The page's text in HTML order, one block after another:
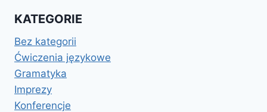
KATEGORIE
Bez kategorii
Ćwiczenia językowe
Gramatyka
Imprezy
Konferencje